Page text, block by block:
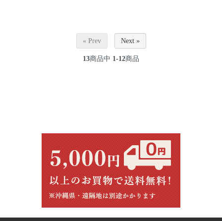
« Prev Next »
13商品中 1-12商品